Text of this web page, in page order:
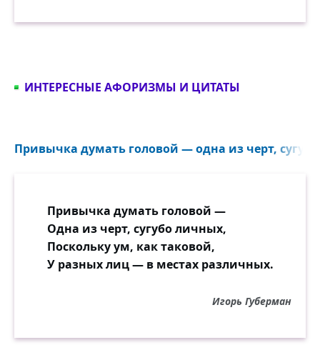
ИНТЕРЕСНЫЕ АФОРИЗМЫ И ЦИТАТЫ
Привычка думать головой — одна из черт,
Привычка думать головой —
Одна из черт, сугубо личных,
Поскольку ум, как таковой,
У разных лиц — в местах различных.
Игорь Губерман